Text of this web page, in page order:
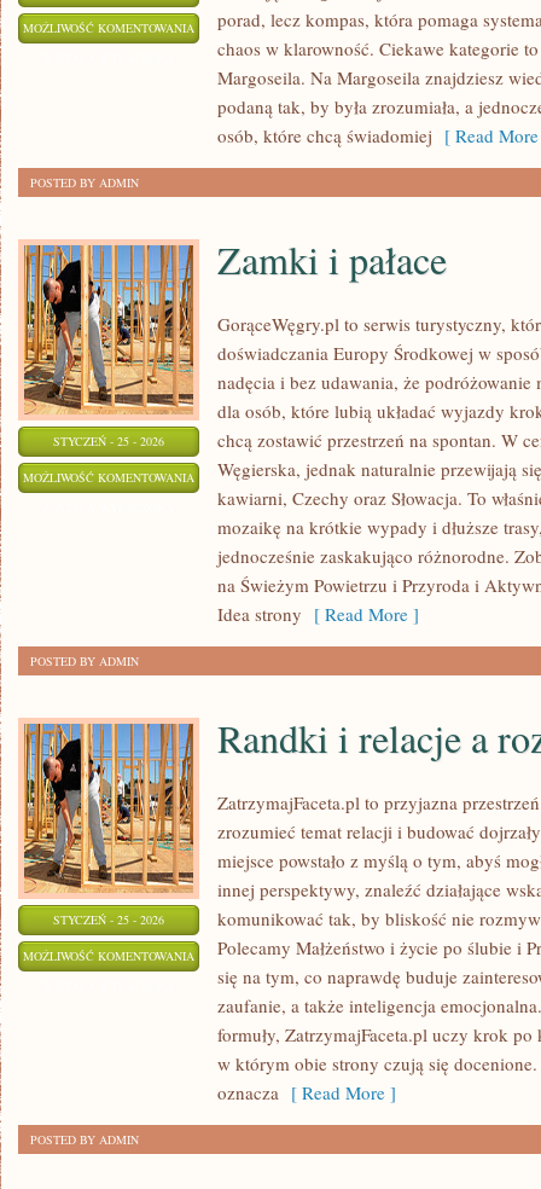
MOŻLIWOŚĆ KOMENTOWANIA PRZEWIDYWANIA
ŚWIATA
porad, lecz kompas, która pomaga
chaos w klarowność. Ciekawe kategorie
Margoseila. Na Margoseila znajdziesz
podaną tak, by była zrozumiała, a
osób, które chcą świadomiej [ Read
POSTED BY ADMIN
STYCZEŃ - 25 - 2026
MOŻLIWOŚĆ KOMENTOWANIA ZAMKI
PAŁACE
Zamki i pałace
GorąceWęgry.pl to serwis turystyczny,
doświadczania Europy Środkowej w
nadęcia i bez udawania, że podróżowanie
dla osób, które lubią układać wyjazdy
chcą zostawić przestrzeń na spontan. W
Węgierska, jednak naturalnie przewijają
kawiarni, Czechy oraz Słowacja. To
mozaikę na krótkie wypady i dłuższe
jednocześnie zaskakująco różnorodne.
na Świeżym Powietrzu i Przyroda i
Idea strony [ Read More ]
POSTED BY ADMIN
STYCZEŃ - 25 - 2026
MOŻLIWOŚĆ KOMENTOWANIA RANDKI
RELACJE
ROZWÓJ
Randki i relacje a
ZatrzymajFaceta.pl to przyjazna
zrozumieć temat relacji i budować
miejsce powstało z myślą o tym, abyś
innej perspektywy, znaleźć działające
komunikować tak, by bliskość nie
Polecamy Małżeństwo i życie po ślubie i
się na tym, co naprawdę buduje
zaufanie, a także inteligencja
formuły, ZatrzymajFaceta.pl uczy krok
w którym obie strony czują się
oznacza [ Read More ]
POSTED BY ADMIN